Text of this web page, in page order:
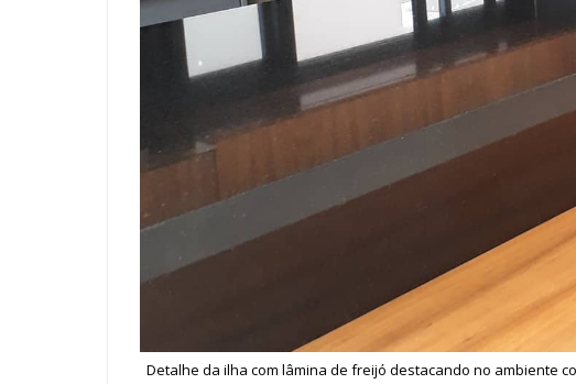
Detalhe da ilha com lâmina de freijó destacando no ambiente